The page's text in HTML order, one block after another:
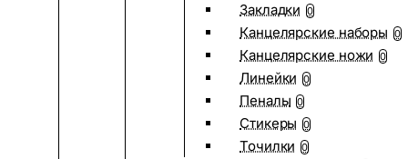
Закладки 0
Канцелярские наборы 0
Канцелярские ножи 0
Линейки 0
Пеналы 0
Стикеры 0
Точилки 0